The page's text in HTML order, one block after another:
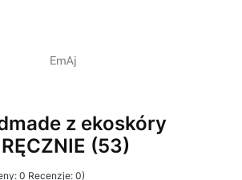
z ekoskóry
(53)
0 Recenzje: 0)